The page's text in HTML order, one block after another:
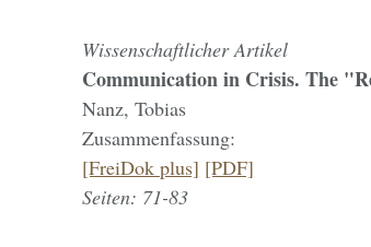
Wissenschaftlicher Artikel
Communication in Crisis. The
Nanz, Tobias
Zusammenfassung:
[FreiDok plus] [PDF]
Seiten: 71-83